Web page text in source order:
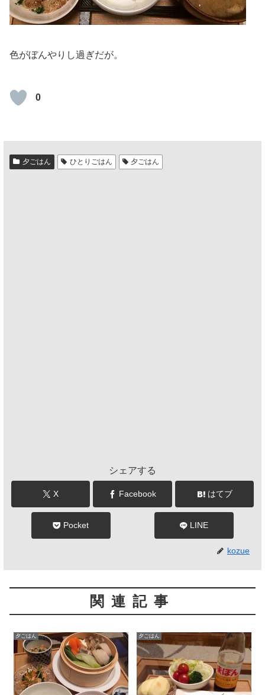
色がぼんやりし過ぎだが。
0
夕ごはん ひとりごはん 夕ごはん
シェアする
X Facebook はてブ
Pocket LINE
kozue
関連記事
夕ごはん 夕ごはん